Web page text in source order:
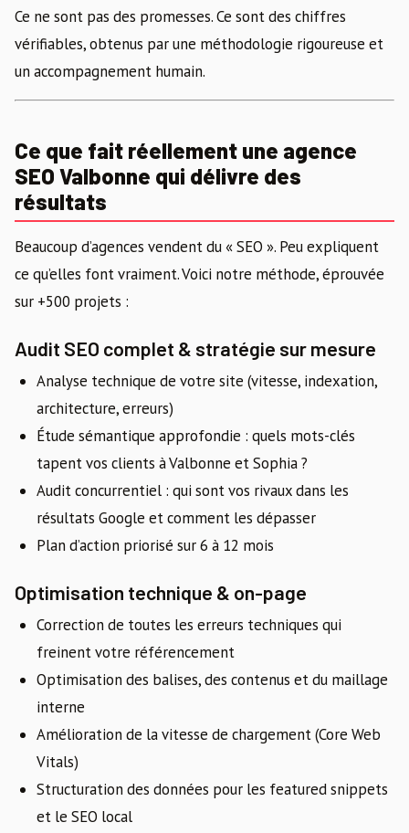
Ce ne sont pas des promesses. Ce sont des chiffres
vérifiables, obtenus par une méthodologie rigoureuse et
un accompagnement humain.
Ce que fait réellement une agence
SEO Valbonne qui délivre des
résultats
Beaucoup d’agences vendent du « SEO ». Peu expliquent
ce qu’elles font vraiment. Voici notre méthode, éprouvée
sur +500 projets :
Audit SEO complet & stratégie sur mesure
Analyse technique de votre site (vitesse, indexation,
architecture, erreurs)
Étude sémantique approfondie : quels mots-clés
tapent vos clients à Valbonne et Sophia ?
Audit concurrentiel : qui sont vos rivaux dans les
résultats Google et comment les dépasser
Plan d’action priorisé sur 6 à 12 mois
Optimisation technique & on-page
Correction de toutes les erreurs techniques qui
freinent votre référencement
Optimisation des balises, des contenus et du maillage
interne
Amélioration de la vitesse de chargement (Core Web
Vitals)
Structuration des données pour les featured snippets
et le SEO local